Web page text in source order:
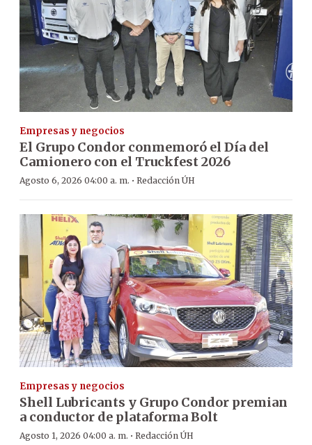
Empresas y negocios
El Grupo Condor conmemoró el Día del
Camionero con el Truckfest 2026
Agosto 6, 2026 04:00 a. m. · Redacción ÚH
Empresas y negocios
Shell Lubricants y Grupo Condor premian
a conductor de plataforma Bolt
Agosto 1, 2026 04:00 a. m. · Redacción ÚH